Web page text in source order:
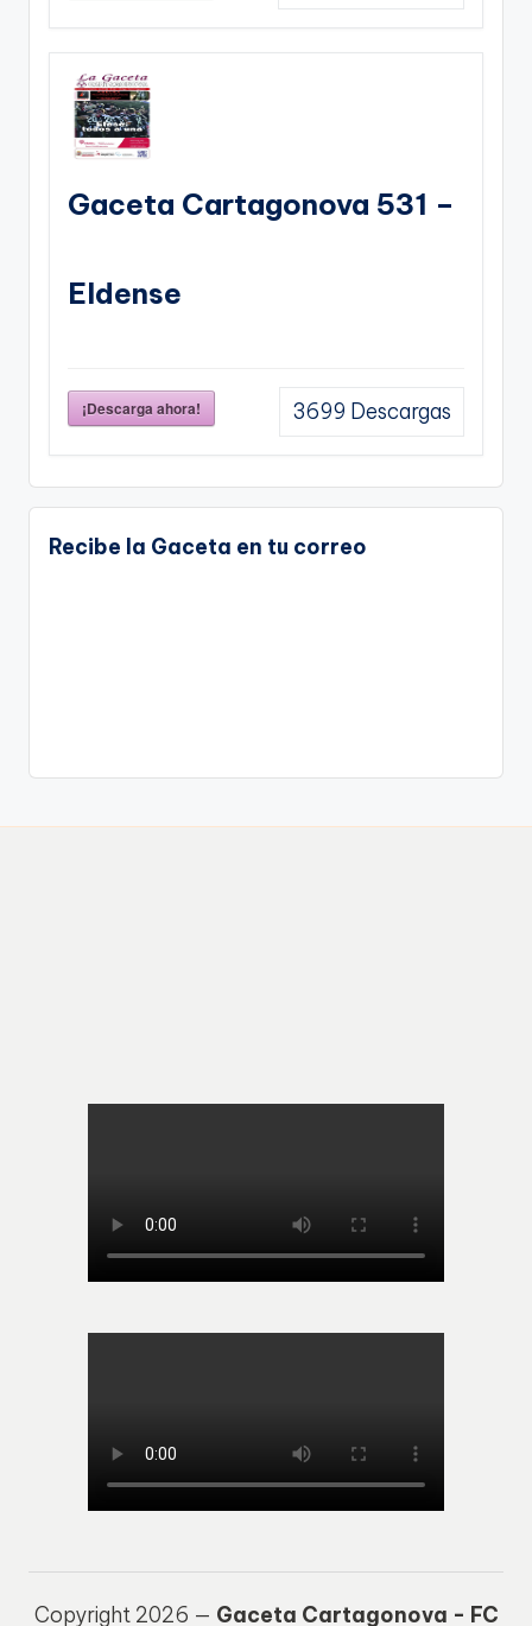
Gaceta Cartagonova 531 –
Eldense
¡Descarga ahora! 3699 Descargas
Recibe la Gaceta en tu correo
Copyright 2026 — Gaceta Cartagonova - FC